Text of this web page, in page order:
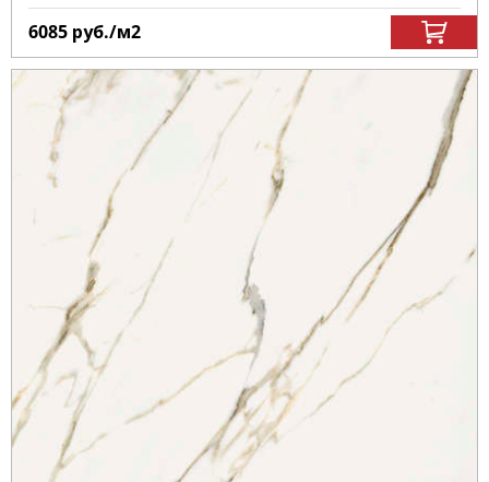
6085 руб./м2